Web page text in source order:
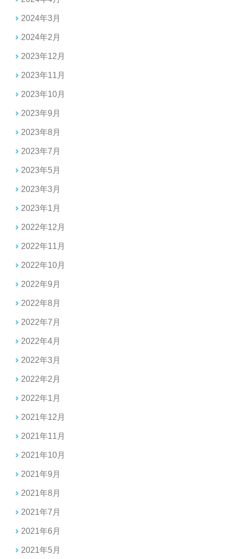
2024年3月
2024年2月
2023年12月
2023年11月
2023年10月
2023年9月
2023年8月
2023年7月
2023年5月
2023年3月
2023年1月
2022年12月
2022年11月
2022年10月
2022年9月
2022年8月
2022年7月
2022年4月
2022年3月
2022年2月
2022年1月
2021年12月
2021年11月
2021年10月
2021年9月
2021年8月
2021年7月
2021年6月
2021年5月